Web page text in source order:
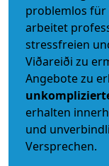
problemlos für
arbeitet
stressfreien
Viðareiði zu
Angebote zu
erhalten
und
Versprechen.